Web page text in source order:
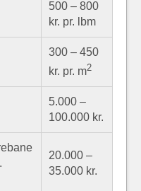
500 – 800
kr. pr. lbm
300 – 450
kr. pr. m2
5.000 –
100.000 kr.
20.000 –
35.000 kr.